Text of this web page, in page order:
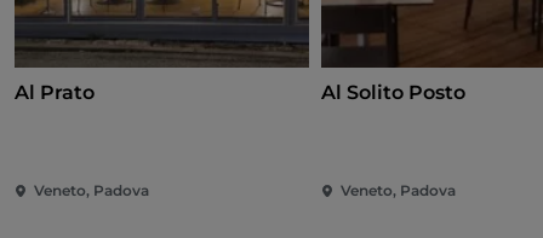
Al Prato
Veneto, Padova
Al Solito Posto
Veneto, Padova